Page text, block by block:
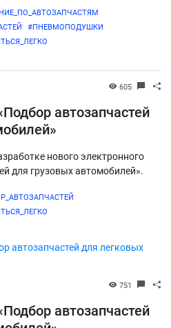
#ПНЕВМОПОДУШКИ
605
автозапчастей
нового электронного
для грузовых автомобилей».
751
автозапчастей